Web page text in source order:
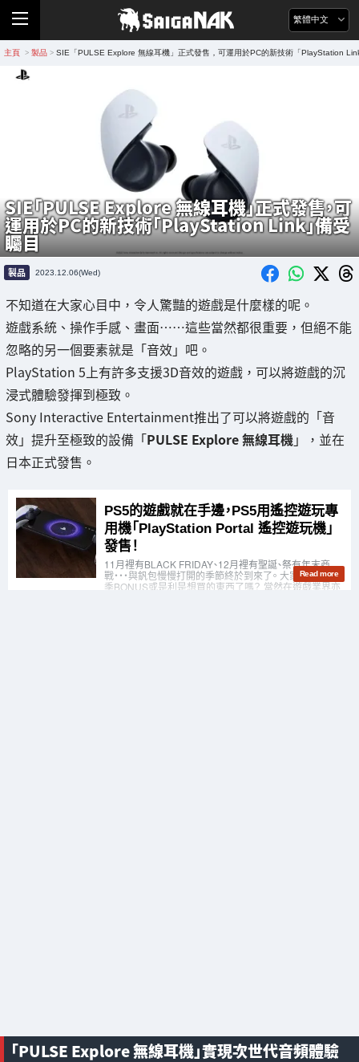
繁體中文
主頁 > 製品 > SIE「PULSE Explore 無線耳機」正式發售，可運用於PC的新技術「PlayStation
SIE「PULSE Explore 無線耳機」正式發售，可
運用於PC的新技術「PlayStation Link」備受
矚目
製品 2023.12.06(Wed)
不知道在大家心目中，令人驚豔的遊戲是什麼樣的呢。
遊戲系統、操作手感、畫面……這些當然都很重要，但絕不能
忽略的另一個要素就是「音效」吧。
PlayStation 5上有許多支援3D音效的遊戲，可以將遊戲的沉
浸式體驗發揮到極致。
Sony Interactive Entertainment推出了可以將遊戲的「音
效」提升至極致的設備「PULSE Explore 無線耳機」，並在
日本正式發售。
「PULSE Explore 無線耳機」實現次世代音頻體驗